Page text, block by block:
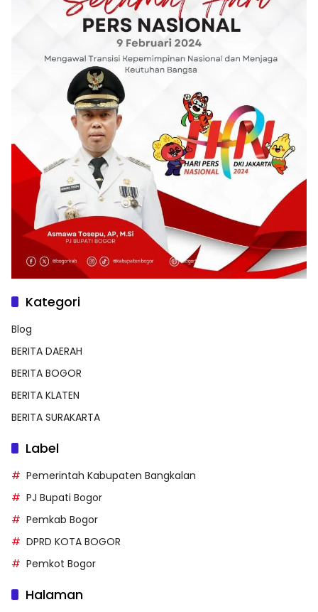
Kategori
Blog
BERITA DAERAH
BERITA BOGOR
BERITA KLATEN
BERITA SURAKARTA
Label
Pemerintah Kabupaten Bangkalan
PJ Bupati Bogor
Pemkab Bogor
DPRD KOTA BOGOR
Pemkot Bogor
Halaman